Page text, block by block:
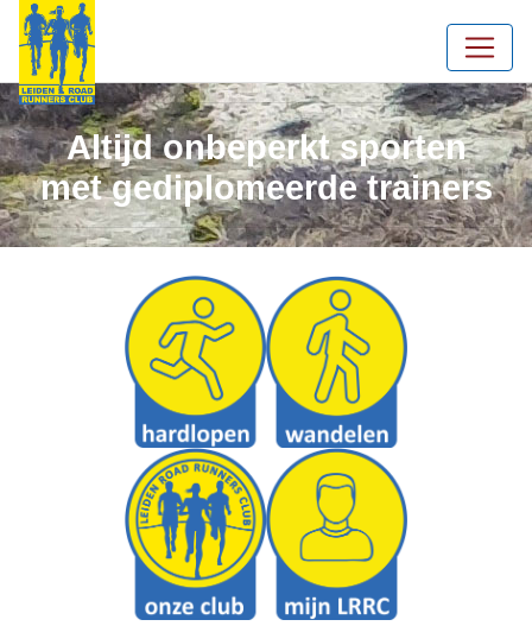
Altijd onbeperkt sporten
met gediplomeerde trainers